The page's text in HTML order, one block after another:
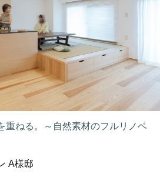
重ねる。～自然素材のフルリノベ
A様邸